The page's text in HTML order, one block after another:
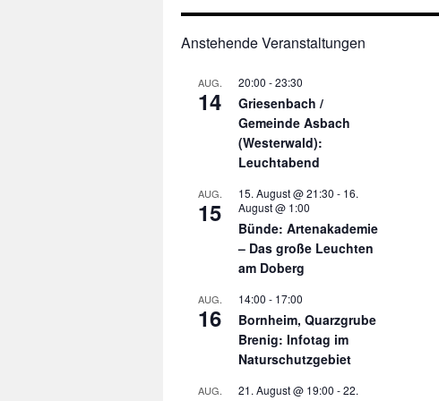
Anstehende Veranstaltungen
AUG.
14
20:00 -23:30
Griesenbach /
Gemeinde Asbach
(Westerwald):
Leuchtabend
AUG.
15
15. August @ 21:30 - 16.
August @ 1:00
Bünde: Artenakademie
– Das große Leuchten
am Doberg
AUG.
16
14:00 - 17:00
Bornheim, Quarzgrube
Brenig: Infotag im
Naturschutzgebiet
AUG. 21. August @ 19:00 -22.